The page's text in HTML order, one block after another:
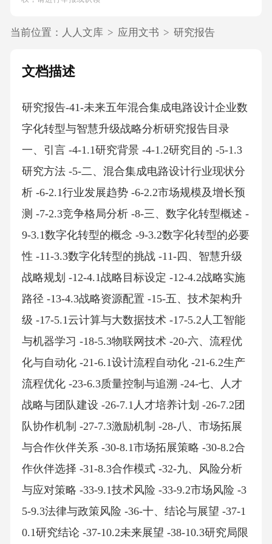
当前位置： 人人文库 > 应用文书 > 研究报告
文档描述
研究报告-41-未来五年混合集成电路设计企业数
字化转型与智慧升级战略分析研究报告目录
一、引言 -4-1.1研究背景 -4-1.2研究目的 -5-1.3
研究方法 -5-二、混合集成电路设计行业现状分
析 -6-2.1行业发展趋势 -6-2.2市场规模及增长预
测 -7-2.3竞争格局分析 -8-三、数字化转型概述 -
9-3.1数字化转型的概念 -9-3.2数字化转型的必要
性 -11-3.3数字化转型的挑战 -11-四、智慧升级
战略规划 -12-4.1战略目标设定 -12-4.2战略实施
路径 -13-4.3战略资源配置 -15-五、技术架构升
级 -17-5.1云计算与大数据技术 -17-5.2人工智能
与机器学习 -18-5.3物联网技术 -20-六、流程优
化与自动化 -21-6.1设计流程自动化 -21-6.2生产
流程优化 -23-6.3质量控制与追溯 -24-七、人才
战略与团队建设 -26-7.1人才培养计划 -26-7.2团
队协作机制 -27-7.3激励机制 -28-八、市场拓展
与合作伙伴关系 -30-8.1市场拓展策略 -30-8.2合
作伙伴选择 -31-8.3合作模式 -32-九、风险分析
与应对策略 -33-9.1技术风险 -33-9.2市场风险 -3
5-9.3法律与政策风险 -36-十、结论与展望 -37-1
0.1研究结论 -37-10.2未来展望 -38-10.3研究局限